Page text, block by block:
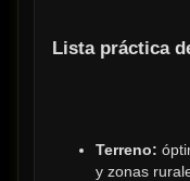
Lista práctica
Terreno:
y zonas